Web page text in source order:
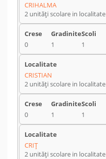
CRIHALMA
2 unități scolare in localitate
0 1 1
CRISTIAN
2 unități scolare in localitate
0 1 1
CRIŢ
2 unități scolare in localitate